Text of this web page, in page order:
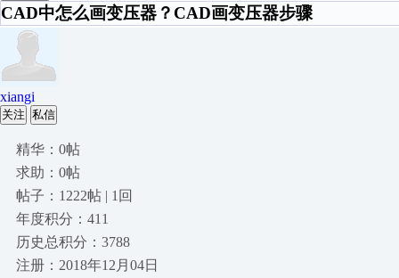
CAD中怎么画变压器？CAD画变压器步骤
xiangi
关注 私信
精华：0帖
求助：0帖
帖子：1222帖 | 1回
年度积分：411
历史总积分：3788
注册：2018年12月04日